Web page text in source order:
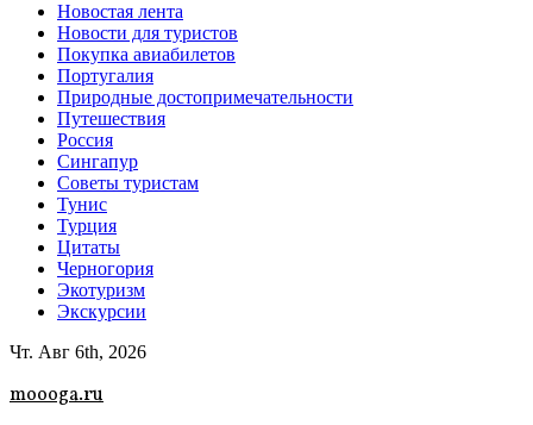
Новостая лента
Новости для туристов
Покупка авиабилетов
Португалия
Природные достопримечательности
Путешествия
Россия
Сингапур
Советы туристам
Тунис
Турция
Цитаты
Черногория
Экотуризм
Экскурсии
Чт. Авг 6th, 2026
moooga.ru